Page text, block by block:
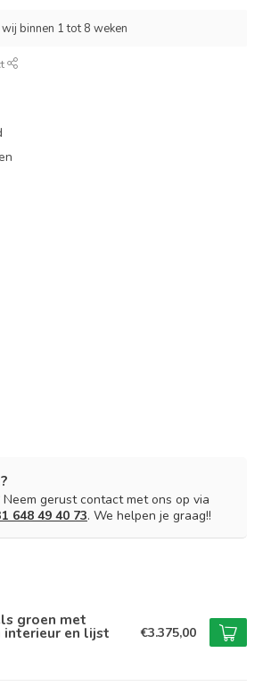
binnen 1 tot 8 weken
gerust contact met ons op via
648 49 40 73. We helpen je graag!!
groen met
interieur en lijst €3.375,00